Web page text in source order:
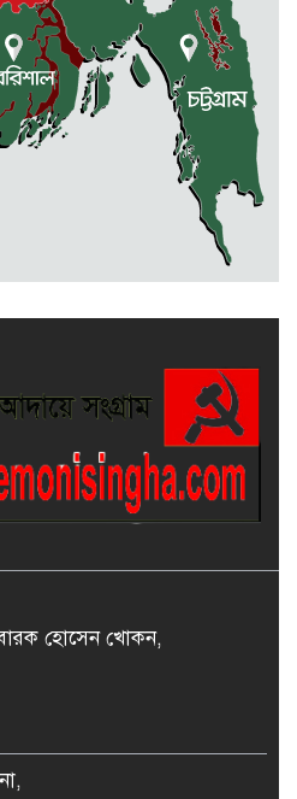
নীল নকশা বাংলাদেশে
দেয়া হবে না – রুহীন হোসেন
সমাজ গড়ার শপথ নিন, কাস্তে
ভোট দিন
কমরেড মণি সিংহের ৩৫তম
হোসেন খোকন,